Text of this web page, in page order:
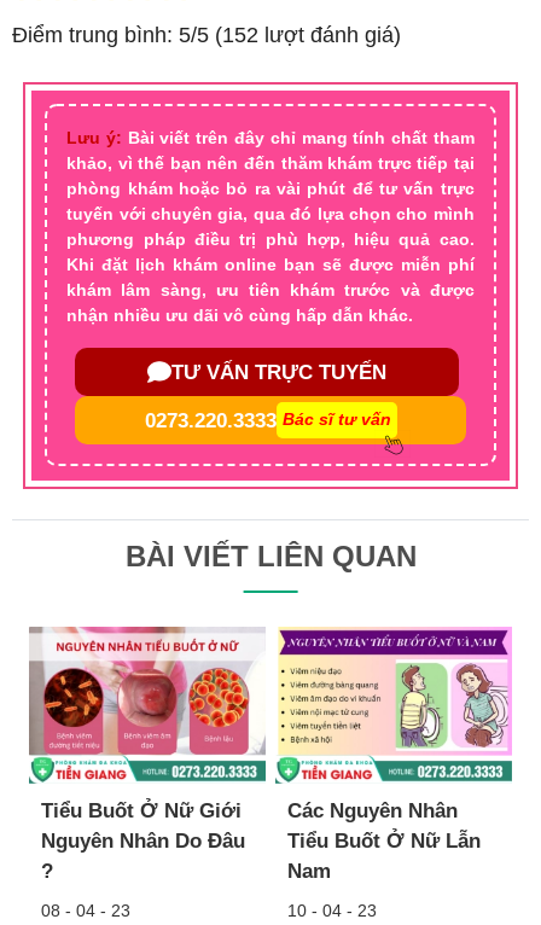
Điểm trung bình: 5/5 (152 lượt đánh giá)
Lưu ý: Bài viết trên đây chỉ mang tính chất tham
khảo, vì thế bạn nên đến thăm khám trực tiếp tại
phòng khám hoặc bỏ ra vài phút để tư vấn trực
tuyến với chuyên gia, qua đó lựa chọn cho mình
phương pháp điều trị phù hợp, hiệu quả cao.
Khi đặt lịch khám online bạn sẽ được miễn phí
khám lâm sàng, ưu tiên khám trước và được
nhận nhiều ưu dãi vô cùng hấp dẫn khác.
TƯ VẤN TRỰC TUYẾN
0273.220.3333 Bác sĩ tư vấn
BÀI VIẾT LIÊN QUAN
Tiểu Buốt Ở Nữ Giới
Nguyên Nhân Do Đâu
?
08 - 04 - 23
Các Nguyên Nhân
Tiểu Buốt Ở Nữ Lẫn
Nam
10 - 04 - 23